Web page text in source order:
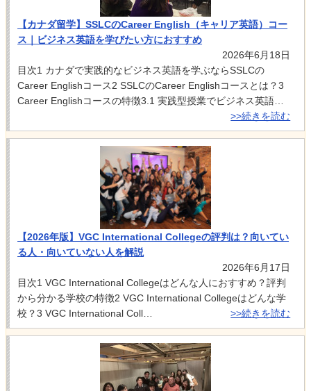
【カナダ留学】SSLCのCareer English（キャリア英語）コー
ス｜ビジネス英語を学びたい方におすすめ
2026年6月18日
目次1 カナダで実践的なビジネス英語を学ぶならSSLCの
Career Englishコース2 SSLCのCareer Englishコースとは？3
Career Englishコースの特徴3.1 実践型授業でビジネス英語…
>>続きを読む
【2026年版】VGC International Collegeの評判は？向いてい
る人・向いていない人を解説
2026年6月17日
目次1 VGC International Collegeはどんな人におすすめ？評判
から分かる学校の特徴2 VGC International Collegeはどんな学
校？3 VGC International Coll…
>>続きを読む